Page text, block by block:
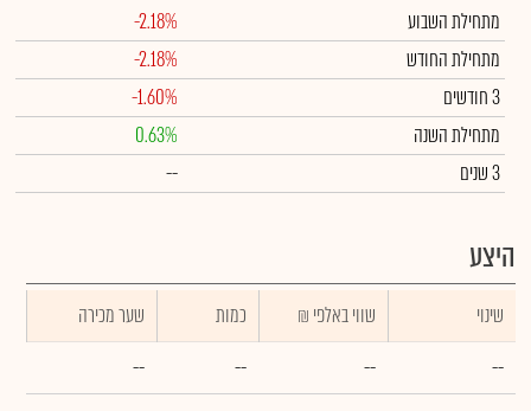
מתחילת השבוע
-2.18%
מתחילת החודש
-2.18%
3 חודשים
-1.60%
מתחילת השנה
0.63%
3 שנים
--
היצע
שינוי ₪ שווי באלפי כמות
שער מכירה
--
--
--
--